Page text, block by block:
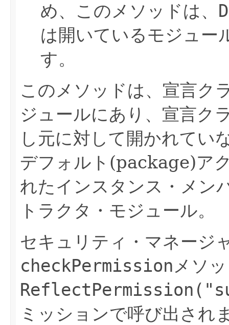
め、このメソッドは、 D
は開いているモジュー
す。
このメソッドは、宣言ク
ジュールにあり、宣言ク
し元に対して開かれて
デフォルト(package)ア
れたインスタンス・メン
トラクタ・モジュール。
セキュリティ・マネージ
checkPermissionメソ
ミッションで呼び出され